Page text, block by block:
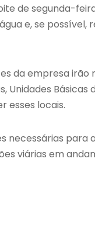
de segunda-
e, se
da empresa
Unidades
esses locais.
necessárias para
viárias em